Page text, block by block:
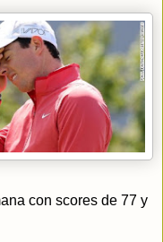
con scores de 77 y